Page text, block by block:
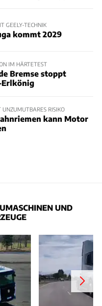
GEELY-TECHNIK
kommt 2029
IM HÄRTETEST
Bremse stoppt
UNZUMUTBARES RISIKO
kann Motor
UND